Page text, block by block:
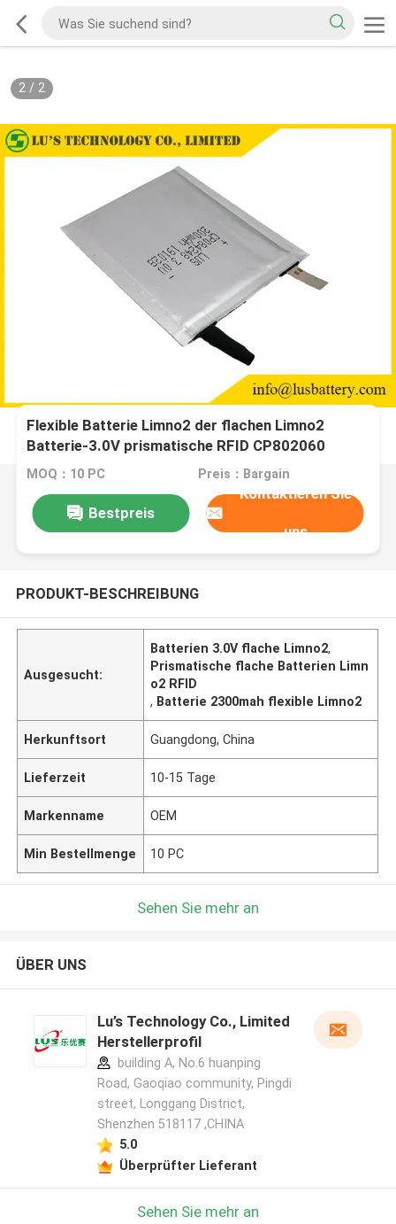
2/ 2
Flexible Batterie Limno2 der flachen Limno2
Batterie-3.0V prismatische RFID CP802060
2300mah
MOQ：10 PC Preis：Bargain
Bestpreis
Kontaktieren Sie
uns
PRODUKT-BESCHREIBUNG
Ausgesucht:
Batterien 3.0V flache Limno2,
Prismatische flache Batterien Limn
o2 RFID
, Batterie 2300mah flexible Limno2
Herkunftsort Guangdong, China
Lieferzeit 10-15 Tage
Markenname OEM
Min Bestellmenge 10 PC
Sehen Sie mehr an
ÜBER UNS
Lu’s Technology Co., Limited
Herstellerprofil
building A, No.6 huanping
Road, Gaoqiao community, Pingdi
street, Longgang District,
Shenzhen 518117 ,CHINA
5.0
Überprüfter Lieferant
Sehen Sie mehr an